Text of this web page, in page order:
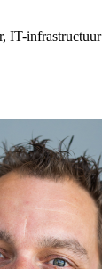
IT-infrastructuur